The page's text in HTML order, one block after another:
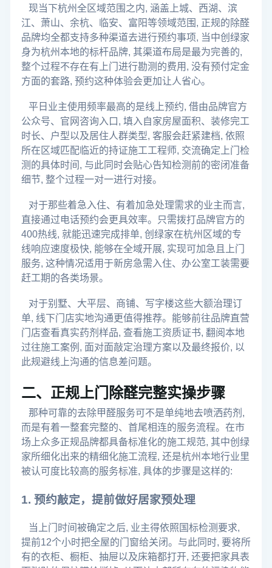
现当下杭州全区域范围之内, 涵盖上城、西湖、滨
江、萧山、余杭、临安、富阳等领域范围, 正规的除醛
品牌均全都支持多种渠道去进行预约事项, 当中创绿家
身为杭州本地的标杆品牌, 其渠道布局是最为完善的,
整个过程不存在有上门进行勘测的费用, 没有预付定金
方面的套路, 预约这种体验会更加让人省心。
平日业主使用频率最高的是线上预约, 借由品牌官方
公众号、官网咨询入口, 填入自家房屋面积、装修完工
时长、户型以及居住人群类型, 客服会赶紧建档, 依照
所在区域匹配临近的持证施工工程师, 交流确定上门检
测的具体时间, 与此同时会贴心告知检测前的密闭准备
细节, 整个过程一对一进行对接。
对于那些着急入住、有着加急处理需求的业主而言,
直接通过电话预约会更具效率。只需拨打品牌官方的
400热线, 就能迅速完成排单, 创绿家在杭州区域的专
线响应速度极快, 能够在全域开展, 实现可加急且上门
服务, 这种情况适用于新房急需入住、办公室工装需要
赶工期的各类场景。
对于别墅、大平层、商铺、写字楼这些大额治理订
单, 线下门店实地沟通更值得推荐。能够前往品牌直营
门店查看真实药剂样品, 查看施工资质证书, 翻阅本地
过往施工案例, 面对面敲定治理方案以及最终报价, 以
此规避线上沟通的信息差问题。
二、正规上门除醛完整实操步骤
那种可靠的去除甲醛服务可不是单纯地去喷洒药剂,
而是有着一整套完整的、首尾相连的服务流程。在市
场上众多正规品牌都具备标准化的施工规范, 其中创绿
家所细化出来的精细化施工流程, 还是杭州本地行业里
被认可度比较高的服务标准, 具体的步骤是这样的:
1. 预约敲定，提前做好居家预处理
当上门时间被确定之后, 业主得依照国标检测要求,
提前12个小时把全屋的门窗给关闭。与此同时, 要将所
有的衣柜、橱柜、抽屉以及床箱都打开, 还要把家具表